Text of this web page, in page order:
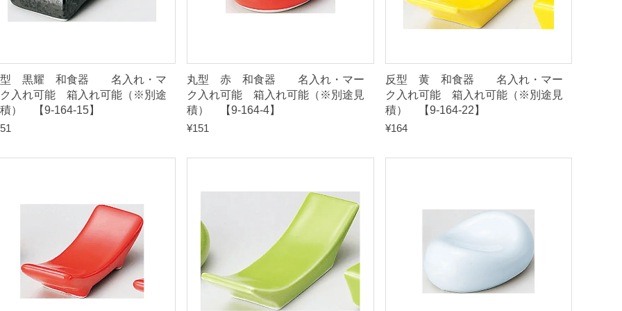
積
9
-
】
a
n
型 黒耀 和食器 名入れ・マ
入れ可能 箱入れ可能（※別途
積） 【9-164-15】
丸型 赤 和食器 名入れ・マー
ク入れ可能 箱入れ可能（※別途見
積） 【9-164-4】
¥151
反型 黄 和食器 名入れ・マー
ク入れ可能 箱入れ可能（※別途見
積） 【9-164-22】
¥164